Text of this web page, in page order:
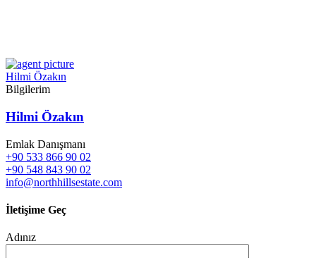
Hilmi Özakın
Bilgilerim
Hilmi Özakın
Emlak Danışmanı
+90 533 866 90 02
+90 548 843 90 02
info@northhillsestate.com
İletişime Geç
Adınız